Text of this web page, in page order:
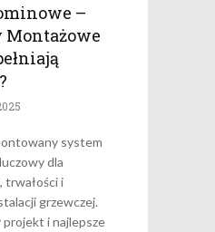
–
Montażowe
system
dla
trwałości i
grzewczej.
i najlepsze